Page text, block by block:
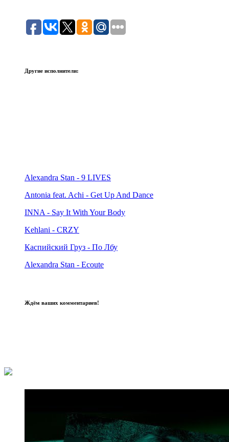
Другие исполнители:
Alexandra Stan - 9 LIVES
Antonia feat. Achi - Get Up And Dance
INNA - Say It With Your Body
Kehlani - CRZY
Каспийский Груз - По Лбу
Alexandra Stan - Ecoute
Ждём ваших комментариев!